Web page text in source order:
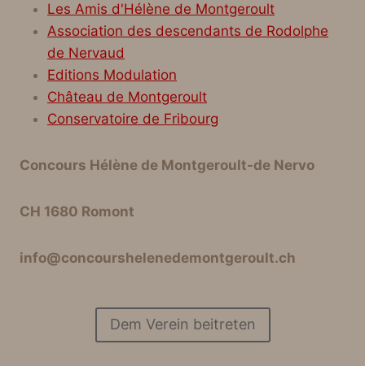
Les Amis d'Hélène de Montgeroult
Association des descendants de Rodolphe
de Nervaud
Editions Modulation
Château de Montgeroult
Conservatoire de Fribourg
Concours Hélène de Montgeroult-de Nervo
CH 1680 Romont
info@concourshelenedemontgeroult.ch
Dem Verein beitreten